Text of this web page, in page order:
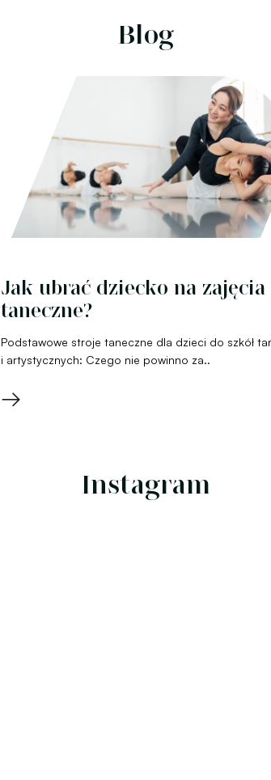
Blog
Jak ubrać dziecko na zajęcia
taneczne?
Podstawowe stroje taneczne dla dzieci do szkół
i artystycznych: Czego nie powinno za..
→
Instagram